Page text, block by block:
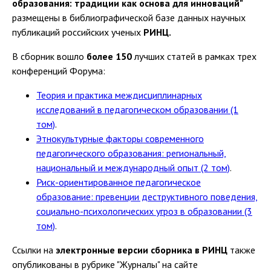
образования: традиции как основа для инноваций"
размещены в библиографической базе данных научных
публикаций российских ученых РИНЦ.
В сборник вошло более 150лучших статей в рамках трех
конференций Форума:
Теория и практика междисциплинарных
исследований в педагогическом образовании (1
том).
Этнокультурные факторы современного
педагогического образования: региональный,
национальный и международный опыт (2 том).
Риск-ориентированное педагогическое
образование: превенции деструктивного поведения,
социально-психологических угроз в образовании (3
том).
Ссылки на электронные версии сборника в РИНЦ также
опубликованы в рубрике "Журналы" на сайте